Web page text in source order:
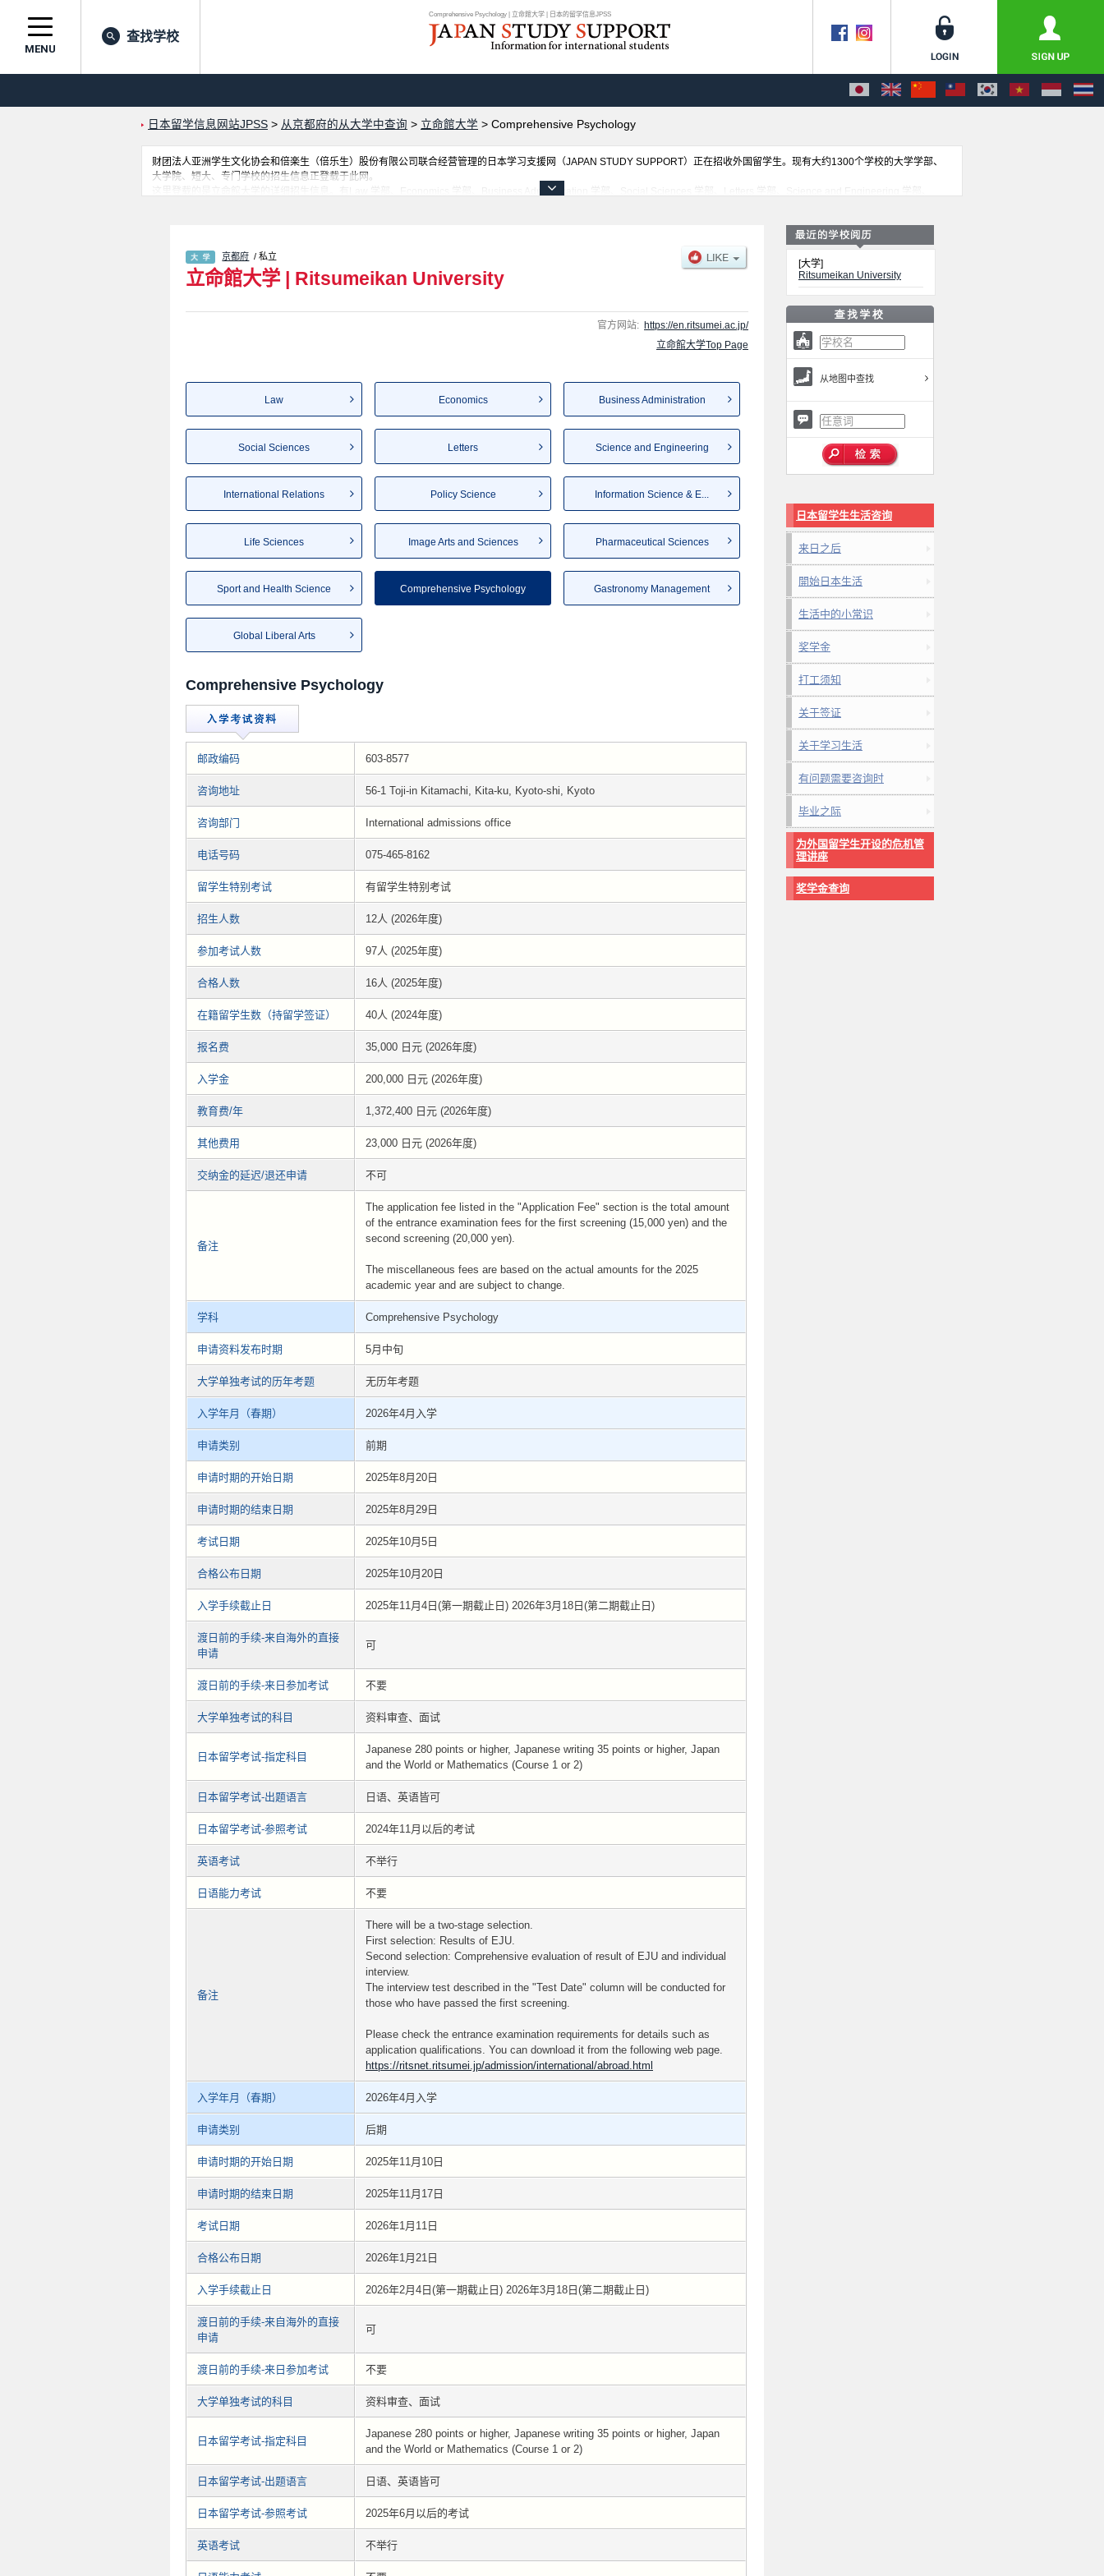
Comprehensive Psychology | 立命館大学 | 日本的留学信息JPSS
MENU
查找学校
日本留学信息网站JPSS > 从京都府的从大学中查询 > 立命館大学 > Comprehensive Psychology
财团法人亚洲学生文化协会和倍楽生（倍乐生）股份有限公司联合经营管理的日本学习支援网（JAPAN STUDY SUPPORT）正在招收外国留学生。现有大约1300个学校的大学学部、
大学院、短大、专门学校的招生信息正登载于此网。
这里登载的是立命館大学的详细招生信息。有Law 学部、Economics 学部、Business Administration 学部、Social Sciences 学部、Letters 学部、Science and Engineering 学部、
京都府 / 私立
立命館大学 | Ritsumeikan University
官方网站: https://en.ritsumei.ac.jp/
立命館大学Top Page
Law Economics Business Administration
Social Sciences Letters Science and Engineering
International Relations Policy Science Information Science & E...
Life Sciences Image Arts and Sciences Pharmaceutical Sciences
Sport and Health Science Comprehensive Psychology Gastronomy Management
Global Liberal Arts
Comprehensive Psychology
邮政编码 603-8577
咨询地址 56-1 Toji-in Kitamachi, Kita-ku, Kyoto-shi, Kyoto
咨询部门 International admissions office
电话号码 075-465-8162
留学生特别考试 有留学生特别考试
招生人数 12人 (2026年度)
参加考试人数 97人 (2025年度)
合格人数 16人 (2025年度)
在籍留学生数（持留学签证） 40人 (2024年度)
报名费 35,000 日元 (2026年度)
入学金 200,000 日元 (2026年度)
教育费/年 1,372,400 日元 (2026年度)
其他费用 23,000 日元 (2026年度)
交纳金的延迟/退还申请 不可
备注
The application fee listed in the "Application Fee" section is the total amount
of the entrance examination fees for the first screening (15,000 yen) and the
second screening (20,000 yen).
The miscellaneous fees are based on the actual amounts for the 2025
academic year and are subject to change.
学科 Comprehensive Psychology
申请资料发布时期 5月中旬
大学单独考试的历年考题 无历年考题
入学年月（春期） 2026年4月入学
申请类别 前期
申请时期的开始日期 2025年8月20日
申请时期的结束日期 2025年8月29日
考试日期 2025年10月5日
合格公布日期 2025年10月20日
入学手续截止日 2025年11月4日(第一期截止日) 2026年3月18日(第二期截止日)
渡日前的手续-来自海外的直接
申请
可
渡日前的手续-来日参加考试 不要
大学单独考试的科目 资料审查、面试
日本留学考试-指定科目
Japanese 280 points or higher, Japanese writing 35 points or higher, Japan
and the World or Mathematics (Course 1 or 2)
日本留学考试-出题语言 日语、英语皆可
日本留学考试-参照考试 2024年11月以后的考试
英语考试 不举行
日语能力考试 不要
备注
There will be a two-stage selection.
First selection: Results of EJU.
Second selection: Comprehensive evaluation of result of EJU and individual
interview.
The interview test described in the "Test Date" column will be conducted for
those who have passed the first screening.
Please check the entrance examination requirements for details such as
application qualifications. You can download it from the following web page.
https://ritsnet.ritsumei.jp/admission/international/abroad.html
入学年月（春期） 2026年4月入学
申请类别 后期
申请时期的开始日期 2025年11月10日
申请时期的结束日期 2025年11月17日
考试日期 2026年1月11日
合格公布日期 2026年1月21日
入学手续截止日 2026年2月4日(第一期截止日) 2026年3月18日(第二期截止日)
渡日前的手续-来自海外的直接
申请
可
渡日前的手续-来日参加考试 不要
大学单独考试的科目 资料审查、面试
日本留学考试-指定科目
Japanese 280 points or higher, Japanese writing 35 points or higher, Japan
and the World or Mathematics (Course 1 or 2)
日本留学考试-出题语言 日语、英语皆可
日本留学考试-参照考试 2025年6月以后的考试
英语考试 不举行
[大学]
Ritsumeikan University
从地图中查找
日本留学生生活咨询
来日之后
開始日本生活
生活中的小常识
奖学金
打工须知
关于签证
关于学习生活
有问题需要咨询时
毕业之际
为外国留学生开设的危机管
理讲座
奖学金查询